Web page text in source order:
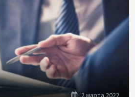
2 марта 2022